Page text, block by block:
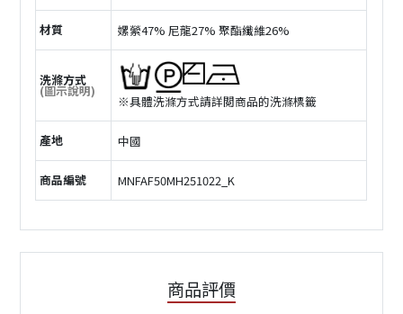
材質 嫘縈47% 尼龍27% 聚酯纖維26%
洗滌方式
(圖示說明)
※具體洗滌方式請詳閲商品的洗滌標籤
產地 中國
商品編號 MNFAF50MH251022_K
商品評價